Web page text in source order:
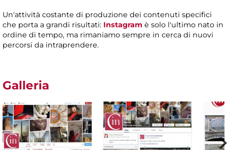
Un'attività costante di produzione dei contenuti specifici
che porta a grandi risultati: Instagram è solo l'ultimo nato in
ordine di tempo, ma rimaniamo sempre in cerca di nuovi
percorsi da intraprendere.
Galleria